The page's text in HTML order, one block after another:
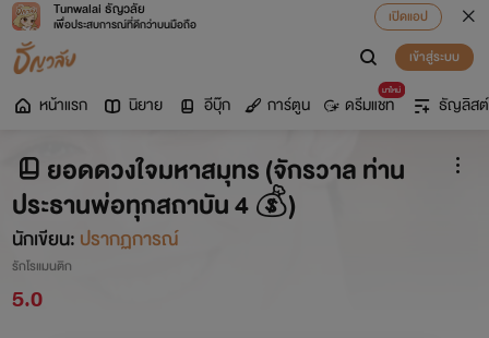
Tunwalai ธัญวลัย
เพื่อประสบการณ์ที่ดีกว่าบนมือถือ
เปิดแอป
เข้าสู่ระบบ
หน้าแรก นิยาย อีบุ๊ก การ์ตูน
มาใหม่
ดรีมแชท ธัญลิสต์
ยอดดวงใจมหาสมุทร (จักรวาล ท่าน
ประธานพ่อทุกสถาบัน 4 💰)
นักเขียน: ปรากฏการณ์
รักโรแมนติก
5.0